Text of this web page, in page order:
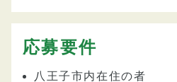
応募要件
八王子市内在住の者